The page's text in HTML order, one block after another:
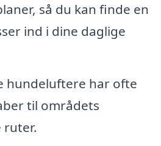
så du kan finde en
ind i dine daglige
hundeluftere har ofte
til områdets
ruter.